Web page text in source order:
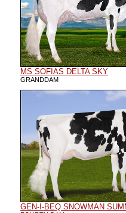
MS SOFIAS DELTA SKY
GRANDDAM
GEN-I-BEQ SNOWMAN